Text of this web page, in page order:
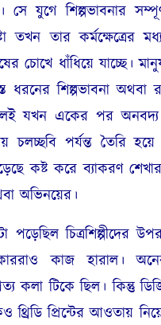
যুগে শিল্পভাবনার
তখন তার কর্মক্ষেত্রের
চোখে ধাঁধিয়ে যাচ্ছে।
ধরনের শিল্পভাবনা অথবা
যখন একের পর
চলচ্ছবি পর্যন্ত তৈরি
কষ্ট করে ব্যাকরণ
অভিনয়ের।
চিত্রশিল্পীদের
কাজ হারাল।
কলা টিকে ছিল। কিন্তু
থ্রিডি প্রিন্টের আওতায়